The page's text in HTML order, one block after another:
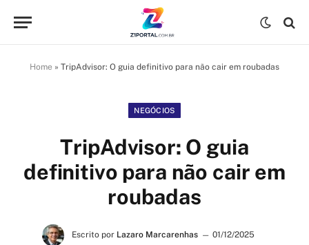
Home » TripAdvisor: O guia definitivo para não cair em roubadas
NEGÓCIOS
TripAdvisor: O guia
definitivo para não cair em
roubadas
Escrito por Lazaro Marcarenhas
01/12/2025